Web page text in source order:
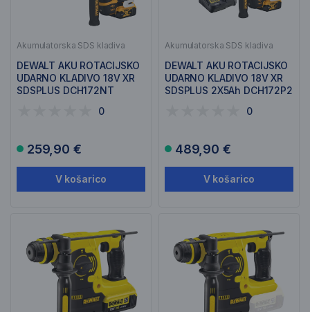
Akumulatorska SDS kladiva
DEWALT AKU ROTACIJSKO
UDARNO KLADIVO 18V XR
SDSPLUS DCH172NT
0
259,90 €
V košarico
Akumulatorska SDS kladiva
DEWALT AKU ROTACIJSKO
UDARNO KLADIVO 18V XR
SDSPLUS 2X5Ah DCH172P2
0
489,90 €
V košarico